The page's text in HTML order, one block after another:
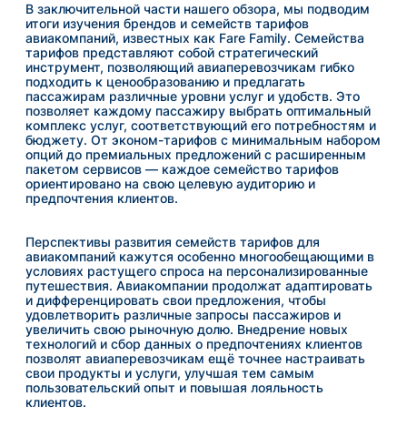
В заключительной части нашего обзора, мы подводим
итоги изучения брендов и семейств тарифов
авиакомпаний, известных как Fare Family. Семейства
тарифов представляют собой стратегический
инструмент, позволяющий авиаперевозчикам гибко
подходить к ценообразованию и предлагать
пассажирам различные уровни услуг и удобств. Это
позволяет каждому пассажиру выбрать оптимальный
комплекс услуг, соответствующий его потребностям и
бюджету. От эконом-тарифов с минимальным набором
опций до премиальных предложений с расширенным
пакетом сервисов — каждое семейство тарифов
ориентировано на свою целевую аудиторию и
предпочтения клиентов.
Перспективы развития семейств тарифов для
авиакомпаний кажутся особенно многообещающими в
условиях растущего спроса на персонализированные
путешествия. Авиакомпании продолжат адаптировать
и дифференцировать свои предложения, чтобы
удовлетворить различные запросы пассажиров и
увеличить свою рыночную долю. Внедрение новых
технологий и сбор данных о предпочтениях клиентов
позволят авиаперевозчикам ещё точнее настраивать
свои продукты и услуги, улучшая тем самым
пользовательский опыт и повышая лояльность
клиентов.